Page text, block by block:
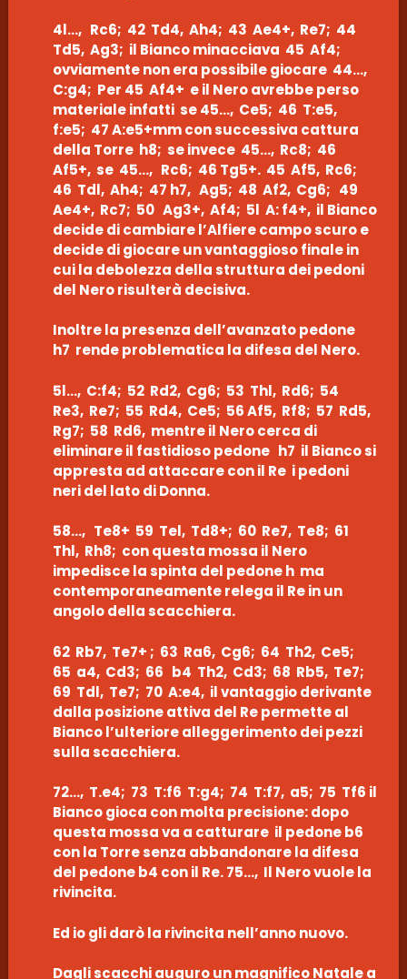
4l…, Rc6; 42 Td4, Ah4; 43 Ae4+, Re7; 44
Td5, Ag3; il Bianco minacciava 45 Af4;
ovviamente non era possibile giocare 44…,
C:g4; Per 45 Af4+ e il Nero avrebbe perso
materiale infatti se 45…, Ce5; 46 T:e5,
f:e5; 47 A:e5+mm con successiva cattura
della Torre h8; se invece 45…, Rc8; 46
Af5+, se 45…, Rc6; 46 Tg5+. 45 Af5, Rc6;
46 Tdl, Ah4; 47 h7, Ag5; 48 Af2, Cg6; 49
Ae4+, Rc7; 50 Ag3+, Af4; 5l A: f4+, il Bianco
decide di cambiare l’Alfiere campo scuro e
decide di giocare un vantaggioso finale in
cui la debolezza della struttura dei pedoni
del Nero risulterà decisiva.
Inoltre la presenza dell’avanzato pedone
h7 rende problematica la difesa del Nero.
5l…, C:f4; 52 Rd2, Cg6; 53 Thl, Rd6; 54
Re3, Re7; 55 Rd4, Ce5; 56 Af5, Rf8; 57 Rd5,
Rg7; 58 Rd6, mentre il Nero cerca di
eliminare il fastidioso pedone h7 il Bianco si
appresta ad attaccare con il Re i pedoni
neri del lato di Donna.
58…, Te8+ 59 Tel, Td8+; 60 Re7, Te8; 61
Thl, Rh8; con questa mossa il Nero
impedisce la spinta del pedone h ma
contemporaneamente relega il Re in un
angolo della scacchiera.
62 Rb7, Te7+ ; 63 Ra6, Cg6; 64 Th2, Ce5;
65 a4, Cd3; 66 b4 Th2, Cd3; 68 Rb5, Te7;
69 Tdl, Te7; 70 A:e4, il vantaggio derivante
dalla posizione attiva del Re permette al
Bianco l’ulteriore alleggerimento dei pezzi
sulla scacchiera.
72…, T.e4; 73 T:f6 T:g4; 74 T:f7, a5; 75 Tf6 il
Bianco gioca con molta precisione: dopo
questa mossa va a catturare il pedone b6
con la Torre senza abbandonare la difesa
del pedone b4 con il Re. 75…, Il Nero vuole la
rivincita.
Ed io gli darò la rivincita nell’anno nuovo.
Dagli scacchi auguro un magnifico Natale a